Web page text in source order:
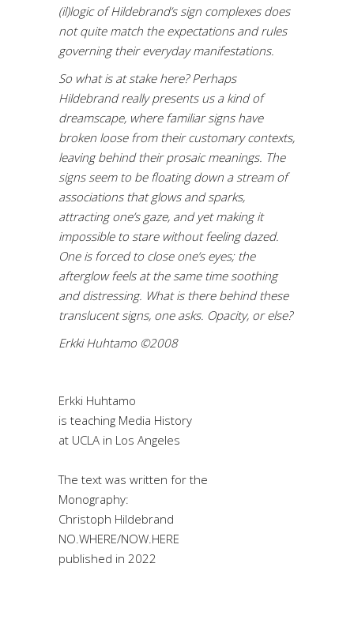
(il)logic of Hildebrand’s sign complexes does
not quite match the expectations and rules
governing their everyday manifestations.
So what is at stake here? Perhaps
Hildebrand really presents us a kind of
dreamscape, where familiar signs have
broken loose from their customary contexts,
leaving behind their prosaic meanings. The
signs seem to be floating down a stream of
associations that glows and sparks,
attracting one’s gaze, and yet making it
impossible to stare without feeling dazed.
One is forced to close one’s eyes; the
afterglow feels at the same time soothing
and distressing. What is there behind these
translucent signs, one asks. Opacity, or else?
Erkki Huhtamo ©2008
Erkki Huhtamo
is teaching Media History
at UCLA in Los Angeles
The text was written for the
Monography:
Christoph Hildebrand
NO.WHERE/NOW.HERE
published in 2022